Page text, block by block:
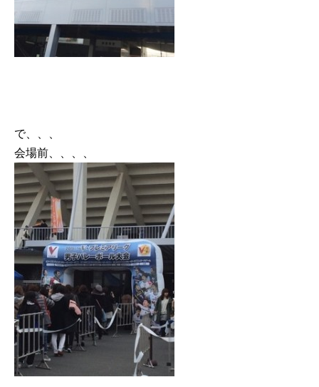
で、、、
会場前、、、、